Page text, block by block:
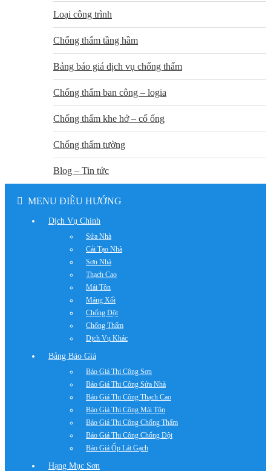
Loại công trình
Chống thấm tầng hầm
Bảng báo giá dịch vụ chống thấm
Chống thấm ban công – logia
Chống thấm khe hở – cổ ống
Chống thấm tường
Blog – Tin tức
MENU ĐIỀU HƯỚNG
Dịch Vụ Chính
Sửa Nhà
Cải Tạo Nhà
Sơn Nhà
Thạch Cao
Mái Tôn
Máng Xối
Chống Dột
Chống Thấm
Dịch Vụ Khác
Bảng Báo Giá
Báo Giá Thi Công Sơn
Báo Giá Thi Công Sửa Nhà
Báo Giá Thi Công Thạch Cao
Báo Giá Thi Công Mái Tôn
Báo Giá Thi Công Chống Thấm
Báo Giá Thi Công Chống Dột
Báo Giá Ốp Lát Gạch
Hạng Mục Sơn